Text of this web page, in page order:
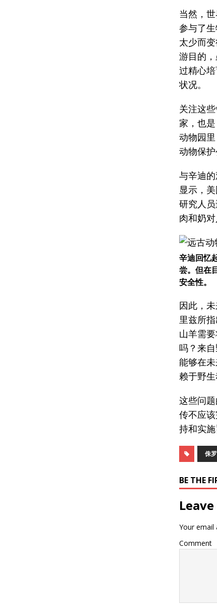
当然，
参与了
太少而
游目的
过精心
状况。
关注这
家，也
动物园
动物保
与辛迪
显示，
研究人
肉和奶
辛迪回忆
尝。但在
安全性。
因此，
里兹所
山羊需
吗？来
能够在
赖于野
这些问
传不应
持和实
侏
BE THE
Your email
Comment